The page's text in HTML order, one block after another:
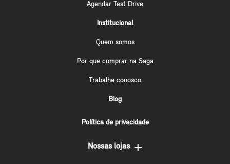
Agendar Test Drive
Institucional
Quem somos
Por que comprar na Saga
Trabalhe conosco
Blog
Política de privacidade
Nossas lojas